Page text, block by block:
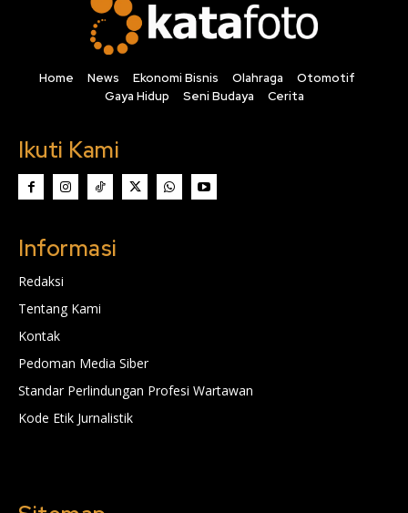
Home News Ekonomi Bisnis Olahraga
Otomotif
Gaya Hidup
Seni Budaya Cerita
Ikuti Kami
Informasi
Redaksi
Tentang Kami
Kontak
Pedoman Media Siber
Standar Perlindungan Profesi Wartawan
Kode Etik Jurnalistik